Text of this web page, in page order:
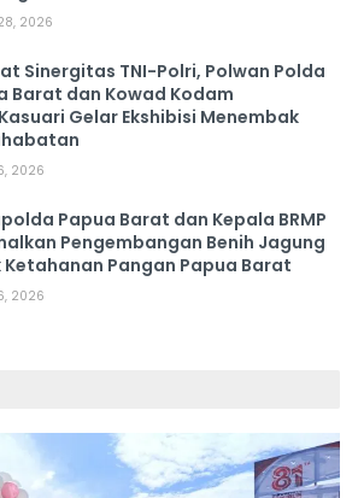
2026
Sinergitas TNI-Polri, Polwan Polda
Barat dan Kowad Kodam
Gelar Ekshibisi Menembak
2026
Papua Barat dan Kepala BRMP
Pengembangan Benih Jagung
Ketahanan Pangan Papua Barat
2026